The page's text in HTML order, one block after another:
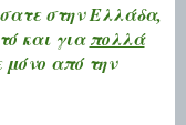
στην Ελλάδα,
και γιαπολλά
μόνο από την